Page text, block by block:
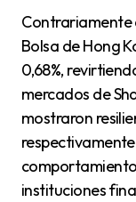
Contrariamente a la tendencia generalizada, la
Bolsa de Hong
0,68%,
mercados de
mostraron
instituciones